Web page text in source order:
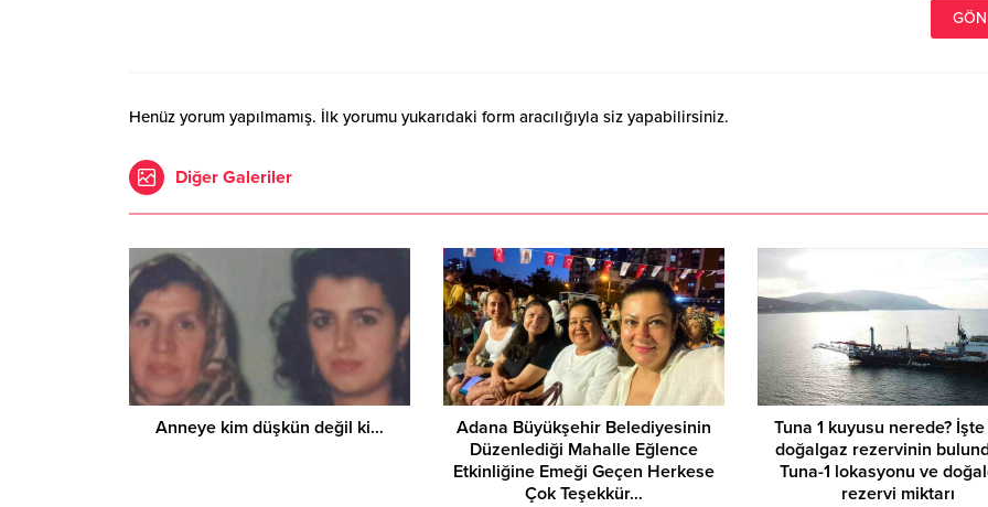
Henüz yorum yapılmamış. İlk yorumu yukarıdaki form aracılığıyla siz yapabilirsiniz.
Diğer Galeriler
Anneye kim düşkün değil ki…
Adana Büyükşehir Belediyesinin
Düzenlediği Mahalle Eğlence
Etkinliğine Emeği Geçen Herkese
Çok Teşekkür…
Tuna 1 kuyusu nerede?
doğalgaz rezervinin
Tuna-1 lokasyonu ve
rezervi miktarı